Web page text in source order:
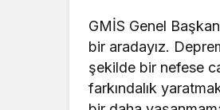
GMİS Genel
bir aradayız.
şekilde bir nefese
farkındalık